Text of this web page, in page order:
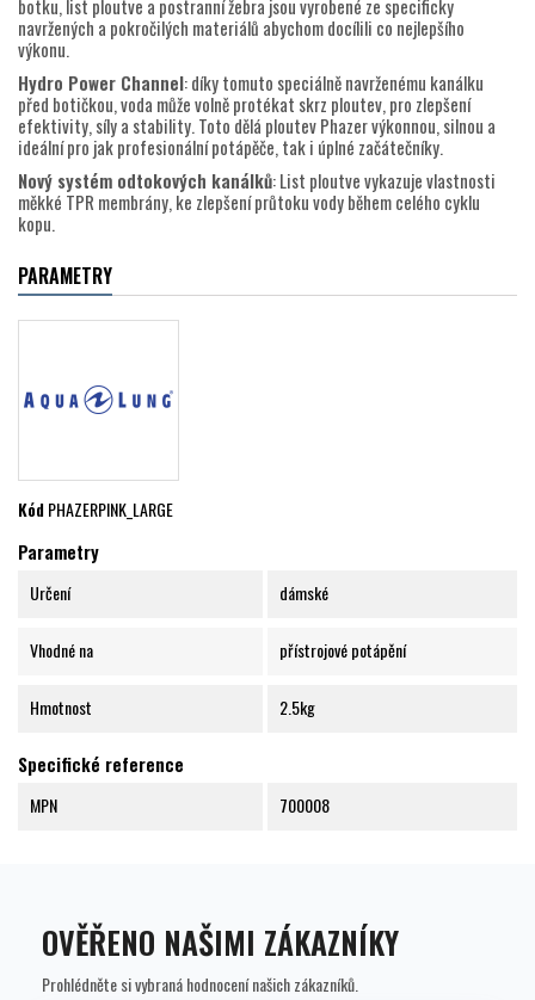
botku, list ploutve a postranní žebra jsou vyrobené ze specificky
navržených a pokročilých materiálů abychom docílili co nejlepšího
výkonu.
Hydro Power Channel: díky tomuto speciálně navrženému kanálku
před botičkou, voda může volně protékat skrz ploutev, pro zlepšení
efektivity, síly a stability. Toto dělá ploutev Phazer výkonnou, silnou a
ideální pro jak profesionální potápěče, tak i úplné začátečníky.
Nový systém odtokových kanálků: List ploutve vykazuje vlastnosti
měkké TPR membrány, ke zlepšení průtoku vody během celého cyklu
kopu.
PARAMETRY
KódPHAZERPINK_LARGE
Parametry
Určení dámské
Vhodné na přístrojové potápění
Hmotnost 2.5kg
Specifické reference
MPN 700008
OVĚŘENO NAŠIMI ZÁKAZNÍKY
Prohlédněte si vybraná hodnocení našich zákazníků.